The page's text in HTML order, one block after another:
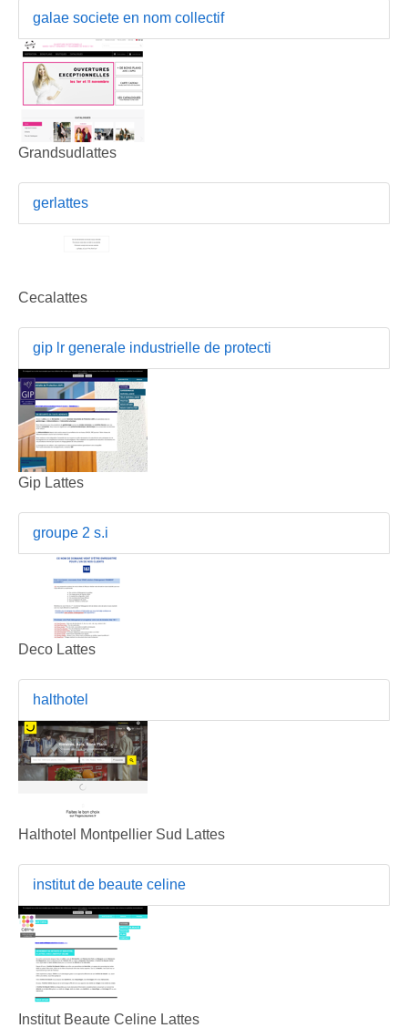
galae societe en nom collectif
Grandsudlattes
gerlattes
Cecalattes
gip lr generale industrielle de protecti
Gip Lattes
groupe 2 s.i
Deco Lattes
halthotel
Halthotel Montpellier Sud Lattes
institut de beaute celine
Institut Beaute Celine Lattes